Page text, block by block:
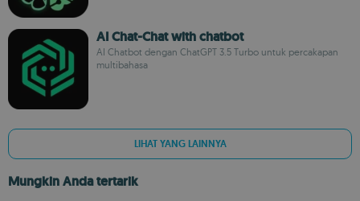
AI Chat-Chat with chatbot
AI Chatbot dengan ChatGPT 3.5 Turbo untuk percakapan
multibahasa
LIHAT YANG LAINNYA
Mungkin Anda tertarik